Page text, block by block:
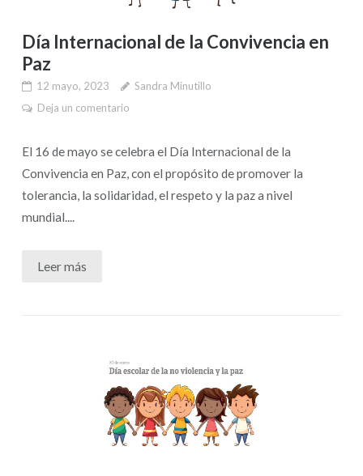
Día Internacional de la Convivencia en
Paz
12 mayo, 2023
Sandra Minutillo
Deja un comentario
El 16 de mayo se celebra el Día Internacional de la
Convivencia en Paz, con el propósito de promover la
tolerancia, la solidaridad, el respeto y la paz a nivel
mundial....
Leer más